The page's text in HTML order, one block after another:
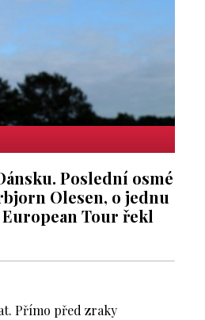
Poslední osmé
Olesen, o jednu
Tour řekl
Přímo před zraky